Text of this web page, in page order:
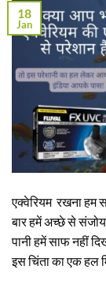
18
Jan
एक्वेरियम रखना हम
बार हमें अच्छे से
पानी हमें साफ नहीं
इस चिंता का एक हल